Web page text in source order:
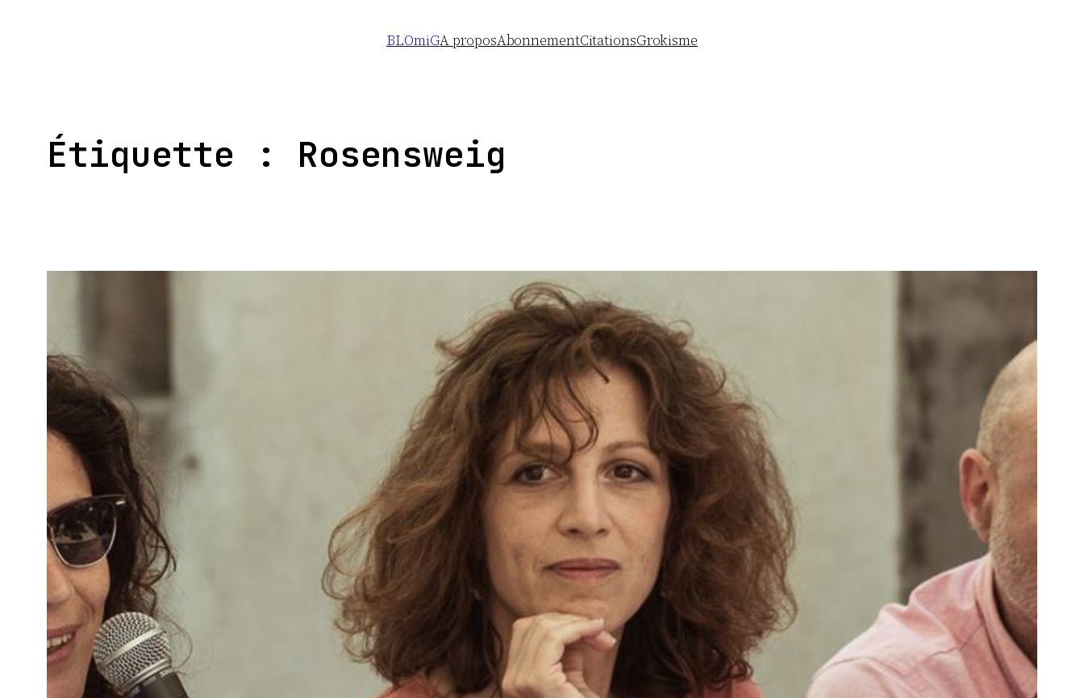
BLOmiGA proposAbonnementCitationsGrokisme
Étiquette : Rosensweig